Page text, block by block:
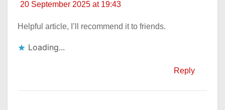
20 September 2025 at 19:43
Helpful article, I’ll recommend it to friends.
Loading...
Reply